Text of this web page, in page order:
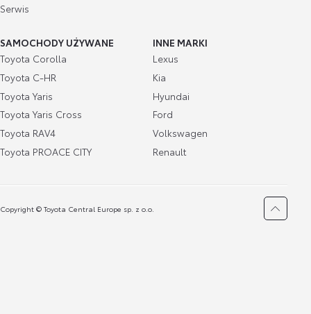
Serwis
SAMOCHODY UŻYWANE
Toyota Corolla
Toyota C-HR
Toyota Yaris
Toyota Yaris Cross
Toyota RAV4
Toyota PROACE CITY
INNE MARKI
Lexus
Kia
Hyundai
Ford
Volkswagen
Renault
Copyright © Toyota Central Europe sp. z o.o.